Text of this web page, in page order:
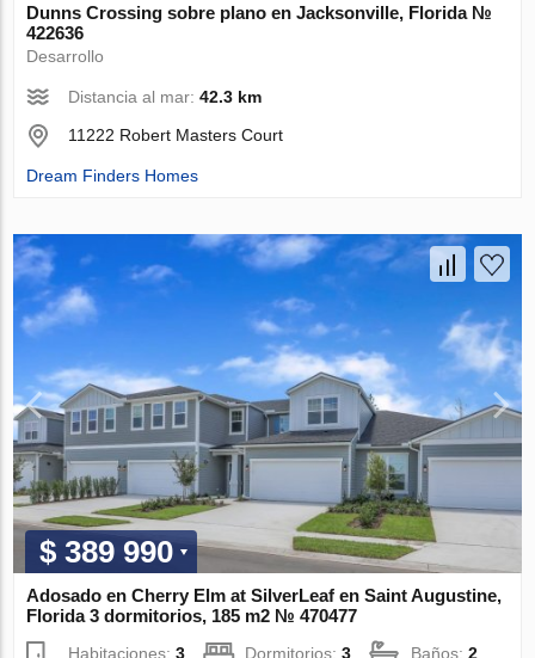
Dunns Crossing sobre plano en Jacksonville, Florida №
422636
Desarrollo
Distancia al mar:42.3 km
11222 Robert Masters Court
Dream Finders Homes
$ 389 990
Adosado en Cherry Elm at SilverLeaf en Saint Augustine,
Florida 3 dormitorios, 185 m2 № 470477
Habitaciones:3 Dormitorios:3 Baños:2